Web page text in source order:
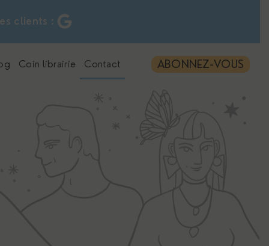
clients :
Coin librairie Contact ABONNEZ-VOUS